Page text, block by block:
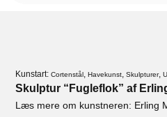
Kunstart:Cortenstål,Havekunst,Skulpturer,
Skulptur “Fugleflok” af
Læs mere om kunstneren: Erling